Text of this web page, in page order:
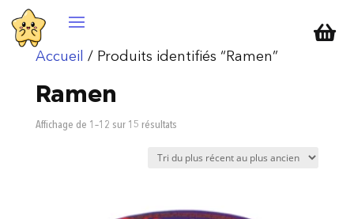

Accueil / Produits identifiés “Ramen”
Ramen
Affichage de 1–12 sur 15 résultatsTrié
au